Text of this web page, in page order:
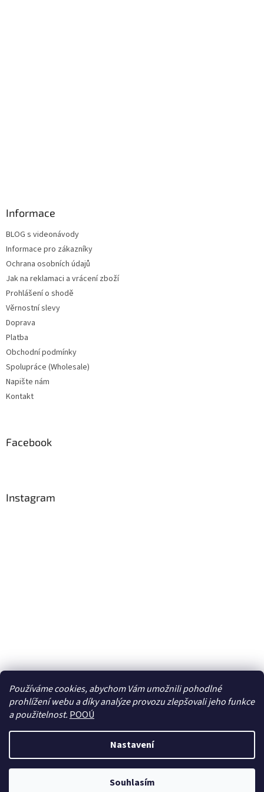
Používáme cookies, abychom Vám umožnili pohodlné
prohlížení webu a díky analýze provozu zlepšovali jeho funkce
a použitelnost. POOÚ
Nastavení
Souhlasím
Informace
BLOG s videonávody
Informace pro zákazníky
Ochrana osobních údajů
Jak na reklamaci a vrácení zboží
Prohlášení o shodě
Věrnostní slevy
Doprava
Platba
Obchodní podmínky
Spolupráce (Wholesale)
Napište nám
Kontakt
Facebook
Instagram
Sledovat na Instagramu
Vytvořil Shoptet
BREBERKY.cz. Všechna práva vyhrazena.